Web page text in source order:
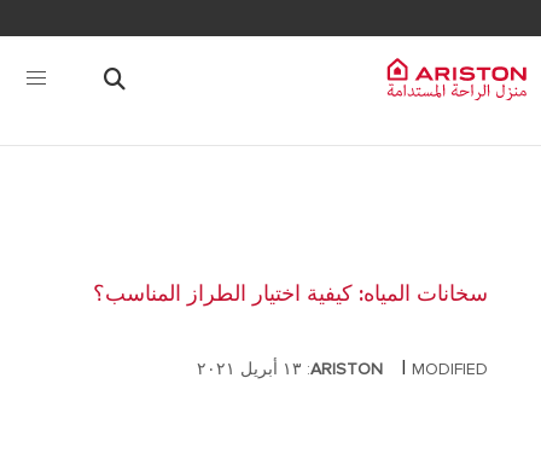
سخانات المياه: كيفية اختيار الطراز المناسب؟
ARISTON |MODIFIED: ١٣ أبريل ٢٠٢١